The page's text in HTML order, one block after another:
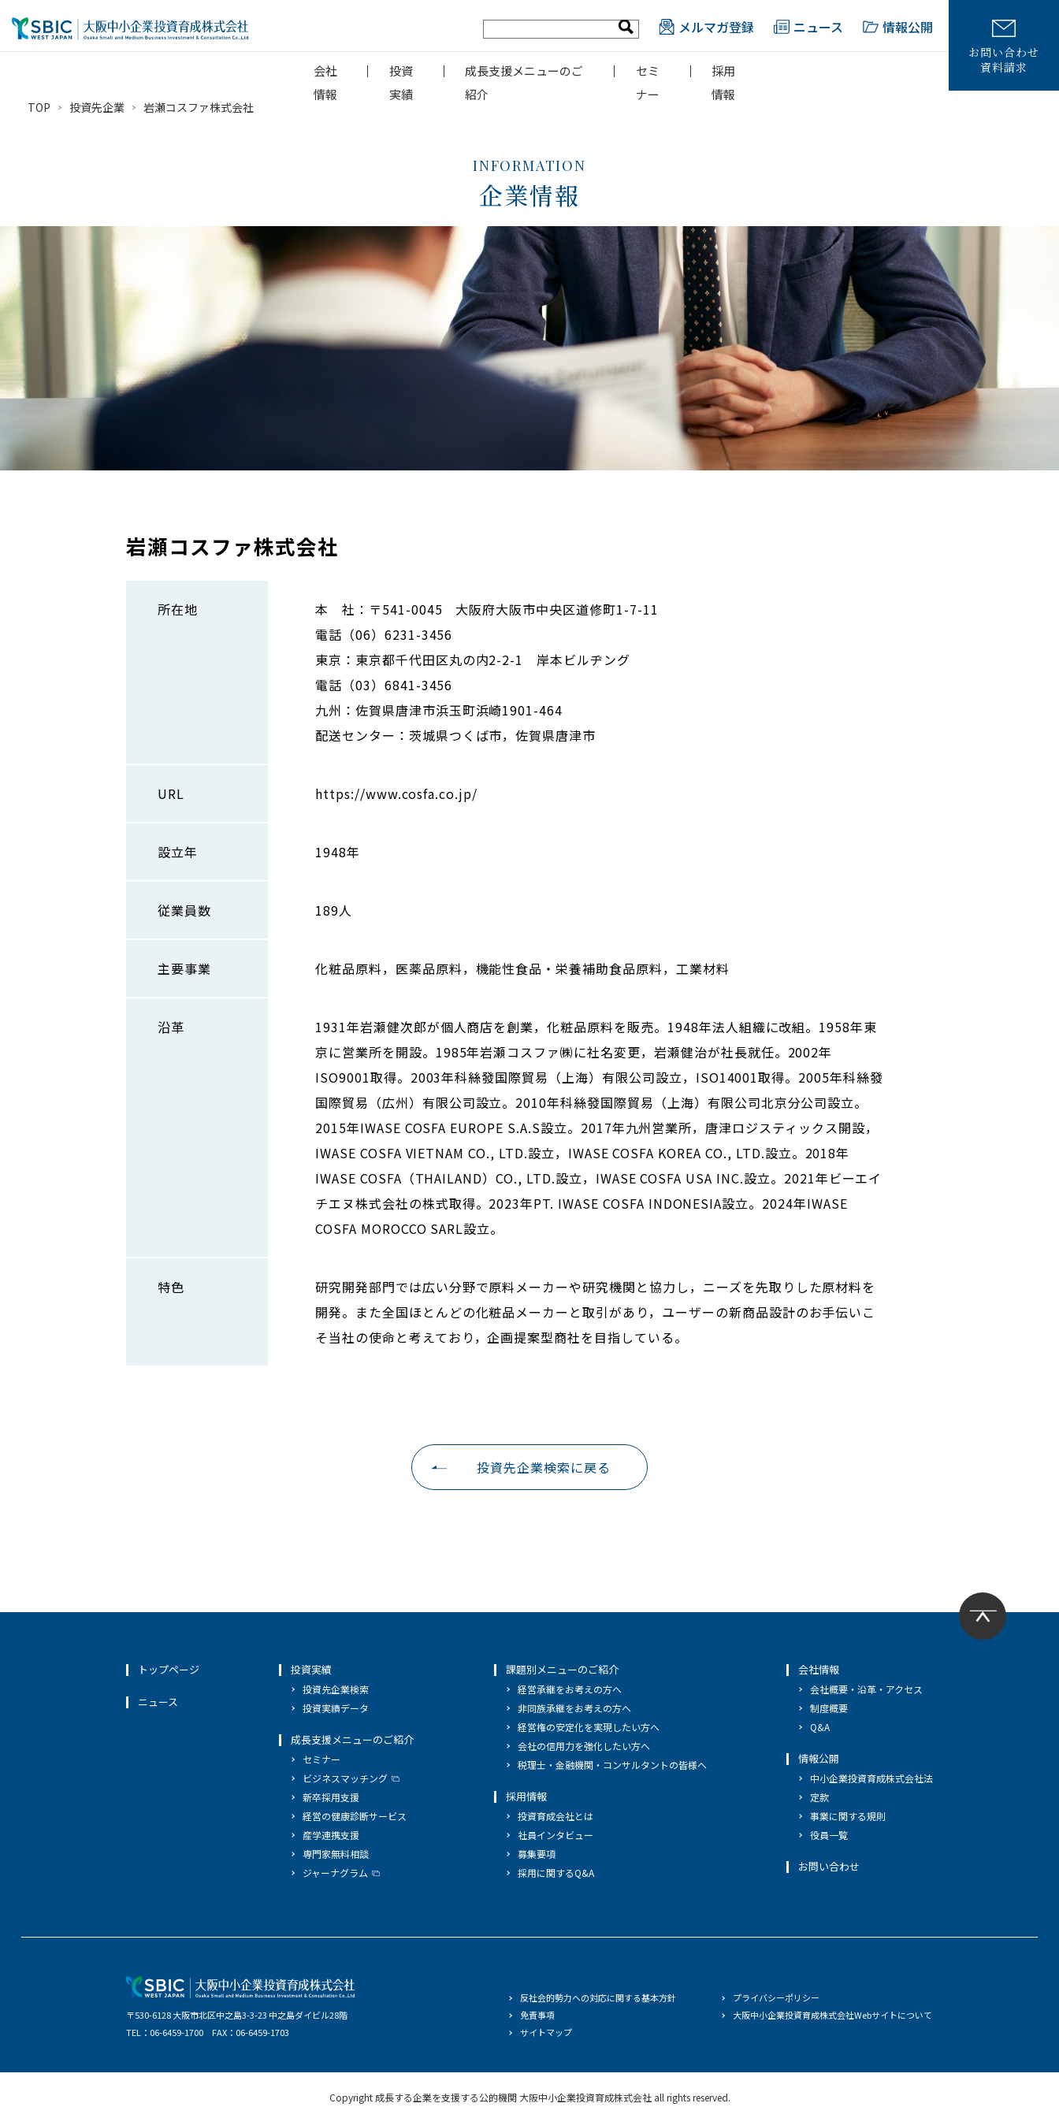
メルマガ登録 ニュース 情報公開
会社
情報
投資
実績
成長支援メニューのご
紹介
セミ
ナー
採用
情報
お問い合わせ
資料請求
TOP 投資先企業 岩瀬コスファ株式会社
INFORMATION
企業情報
岩瀬コスファ株式会社
所在地
本 社：〒541-0045 大阪府大阪市中央区道修町1-7-11
電話（06）6231-3456
東京：東京都千代田区丸の内2-2-1 岸本ビルヂング
電話（03）6841-3456
九州：佐賀県唐津市浜玉町浜崎1901-464
配送センター：茨城県つくば市，佐賀県唐津市
URL https://www.cosfa.co.jp/
設立年 1948年
従業員数 189人
主要事業 化粧品原料，医薬品原料，機能性食品・栄養補助食品原料，工業材料
沿革
1931年岩瀬健次郎が個人商店を創業，化粧品原料を販売。1948年法人組織に改組。1958年東
京に営業所を開設。1985年岩瀬コスファ㈱に社名変更，岩瀬健治が社長就任。2002年
ISO9001取得。2003年科絲發国際貿易（上海）有限公司設立，ISO14001取得。2005年科絲發
国際貿易（広州）有限公司設立。2010年科絲發国際貿易（上海）有限公司北京分公司設立。
2015年IWASE COSFA EUROPE S.A.S設立。2017年九州営業所，唐津ロジスティックス開設，
IWASE COSFA VIETNAM CO., LTD.設立，IWASE COSFA KOREA CO., LTD.設立。2018年
IWASE COSFA（THAILAND）CO., LTD.設立，IWASE COSFA USA INC.設立。2021年ビーエイ
チエヌ株式会社の株式取得。2023年PT. IWASE COSFA INDONESIA設立。2024年IWASE
COSFA MOROCCO SARL設立。
特色
研究開発部門では広い分野で原料メーカーや研究機関と協力し，ニーズを先取りした原材料を
開発。また全国ほとんどの化粧品メーカーと取引があり，ユーザーの新商品設計のお手伝いこ
そ当社の使命と考えており，企画提案型商社を目指している。
投資先企業検索に戻る
トップページ
ニュース
投資実績
投資先企業検索
投資実績データ
成長支援メニューのご紹介
セミナー
ビジネスマッチング
新卒採用支援
経営の健康診断サービス
産学連携支援
専門家無料相談
ジャーナグラム
課題別メニューのご紹介
経営承継をお考えの方へ
非同族承継をお考えの方へ
経営権の安定化を実現したい方へ
会社の信用力を強化したい方へ
税理士・金融機関・コンサルタントの皆様へ
採用情報
投資育成会社とは
社員インタビュー
募集要項
採用に関するQ&A
会社情報
会社概要・沿革・アクセス
制度概要
Q&A
情報公開
中小企業投資育成株式会社法
定款
事業に関する規則
役員一覧
お問い合わせ
〒530-6128 大阪市北区中之島3-3-23 中之島ダイビル28階
TEL：06-6459-1700 FAX：06-6459-1703
反社会的勢力への対応に関する基本方針
プライバシーポリシー
免責事項
大阪中小企業投資育成株式会社Webサイトについて
サイトマップ
Copyright 成長する企業を支援する公的機関 大阪中小企業投資育成株式会社all rights reserved.